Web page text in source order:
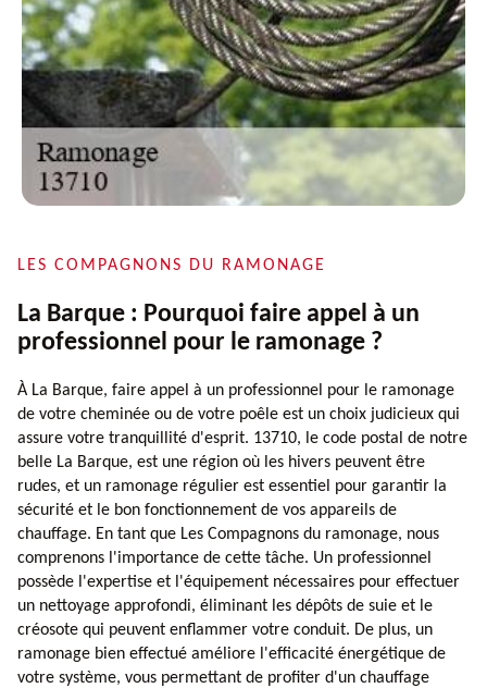
LES COMPAGNONS DU RAMONAGE
La Barque : Pourquoi faire appel à un
professionnel pour le ramonage ?
À La Barque, faire appel à un professionnel pour le ramonage
de votre cheminée ou de votre poêle est un choix judicieux qui
assure votre tranquillité d'esprit. 13710, le code postal de notre
belle La Barque, est une région où les hivers peuvent être
rudes, et un ramonage régulier est essentiel pour garantir la
sécurité et le bon fonctionnement de vos appareils de
chauffage. En tant que Les Compagnons du ramonage, nous
comprenons l'importance de cette tâche. Un professionnel
possède l'expertise et l'équipement nécessaires pour effectuer
un nettoyage approfondi, éliminant les dépôts de suie et le
créosote qui peuvent enflammer votre conduit. De plus, un
ramonage bien effectué améliore l'efficacité énergétique de
votre système, vous permettant de profiter d'un chauffage